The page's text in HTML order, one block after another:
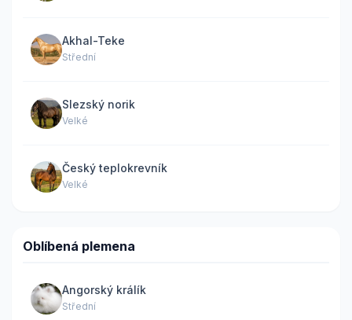
Akhal-Teke
Střední
Slezský norik
Velké
Český teplokrevník
Velké
Oblíbená plemena
Angorský králík
Střední